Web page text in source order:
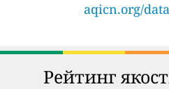
aqicn.org/
Рейтинг